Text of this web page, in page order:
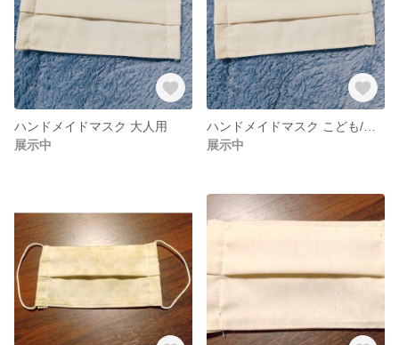
ハンドメイドマスク 大人用
展示中
展示中